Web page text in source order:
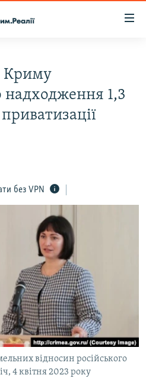
Криму
надходження 1,3
без VPN
відносин російського
4 квітня 2023 року